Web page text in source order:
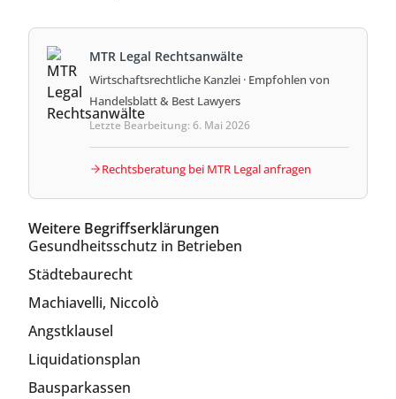
MTR Legal Rechtsanwälte
Wirtschaftsrechtliche Kanzlei · Empfohlen von
Handelsblatt & Best Lawyers
Letzte Bearbeitung: 6. Mai 2026
Rechtsberatung bei MTR Legal anfragen
Weitere Begriffserklärungen
Gesundheitsschutz in Betrieben
Städtebaurecht
Machiavelli, Niccolò
Angstklausel
Liquidationsplan
Bausparkassen